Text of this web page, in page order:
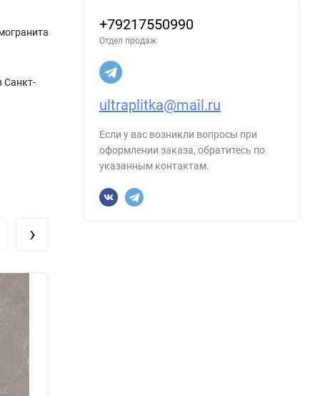
Санкт-
›
+79217550990
Отдел продаж
ultraplitka@mail.ru
Если у вас возникли вопросы при
оформлении заказа, обратитесь по
указанным контактам.